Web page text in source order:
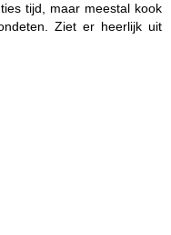
tijd, maar meestal kook
Ziet er heerlijk uit